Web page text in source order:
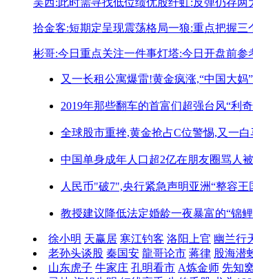
吴西:此时需寻找低位绩优股纤虹:反弹仍存两
拾金客:短期定呈现震荡格局一狼:重点把握三
彬哥:今日重点关注一件事灯塔:今日开盘前参
又一长租公寓爆雷!黄金疯涨,“中国大妈
2019年那些翻车的首富们超强台风“利
全球股市重挫,黄金抢占C位警惕,又一
中国单身成年人口超2亿在朋友圈骂人
人民币"破7",央行紧急声明亚洲“整容王
教授建议降低法定婚龄一夜暴富的“锦
徐小明 天赢居 寒江钓客 洛阳上官 幽兰行
老孙头谈股 秦国安 龍哥论市 蒋律 股海潜
山东虎子 牛家庄 孔明看市 A炼金师 先知